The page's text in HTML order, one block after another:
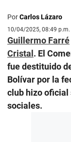
PorCarlos Lázaro
10/04/2025, 08:49 p.m.
Guillermo Farré
Cristal . El
fue destituido
Bolívar por la
club hizo oficial
sociales.